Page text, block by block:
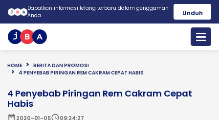
Dapatkan informasi lelang terbaru dalam genggaman
Anda
Unduh
HOME
BERITA DAN PROMOSI
4 PENYEBAB PIRINGAN REM CAKRAM CEPAT HABIS
4 Penyebab Piringan Rem Cakram Cepat
Habis
date_range2020-01-05schedule09:24:27